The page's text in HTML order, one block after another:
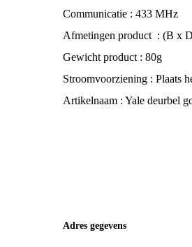
Communicatie : 433 MHz
Afmetingen product : (B x
Gewicht product : 80g
Stroomvoorziening : Plaats
Artikelnaam : Yale deurbel
Adres gegevens